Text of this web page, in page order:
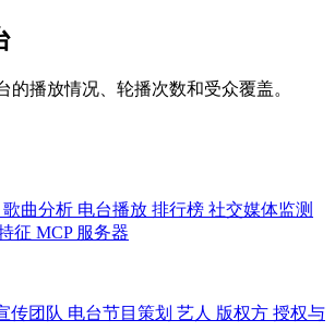
的播放情况、轮播次数和受众覆盖。
歌曲分析 电台播放 排行榜 社交媒体监测
征 MCP 服务器
传团队 电台节目策划 艺人 版权方 授权与